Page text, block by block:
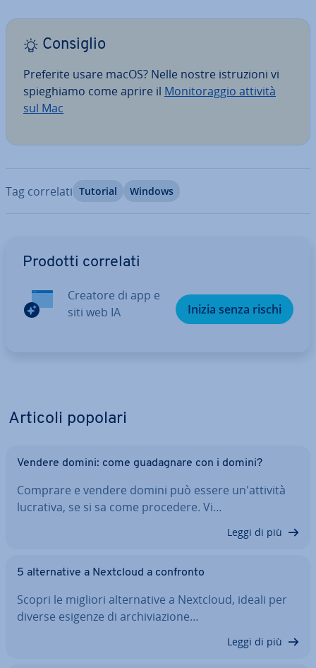
Consiglio
Preferite usare macOS? Nelle nostre istru­zio­ni vi
spie­ghia­mo come aprire il Mo­ni­to­rag­gio attività
sul Mac
Tag correlati Tutorial Windows
Prodotti correlati
Creatore di app e
siti web IA
Inizia senza rischi
Articoli popolari
Vendere domini: come gua­da­gna­re con i domini?
Comprare e vendere domini può essere un'at­ti­vi­tà
lucrativa, se si sa come procedere. Vi…
Leggi di più
5 al­ter­na­ti­ve a Nextcloud a confronto
Scopri le migliori al­ter­na­ti­ve a Nextcloud, ideali per
diverse esigenze di ar­chi­via­zio­ne…
Leggi di più